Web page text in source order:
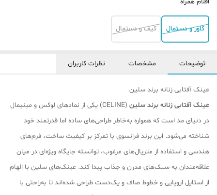
کاور و دستمال کیف و دستمال
توضیحات مشخصات نظرات کاربران
عینک آفتابی زنانه برند سلین
عینک آفتابی زنانه برند سلین
(CELINE) یکی از نمادهای لوکس و مینیمال
در دنیای مد است که همواره به‌خاطر طراحی‌های ساده اما قدرتمند خود
شناخته می‌شود. این برند فرانسوی با تمرکز بر کیفیت ساخت، فرم‌های
هندسی و استفاده از متریال‌های مرغوب، توانسته جایگاه ویژه‌ای در میان
علاقه‌مندان به سبک‌های مدرن و جذاب پیدا کند. عینک‌های سلین با الهام
از استایل اروپایی و خطوط صاف و یک‌دست طراحی شده‌اند تا به‌راحتی با